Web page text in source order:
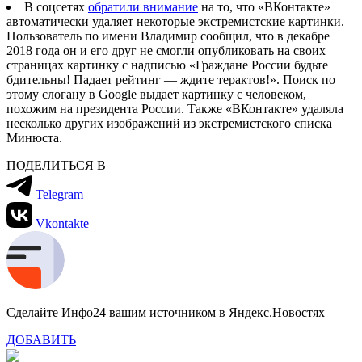
В соцсетях обратили внимание на то, что «ВКонтакте»
автоматически удаляет некоторые экстремистские картинки.
Пользователь по имени Владимир сообщил, что в декабре
2018 года он и его друг не смогли опубликовать на своих
страницах картинку с надписью «Граждане России будьте
бдительны! Падает рейтинг — ждите терактов!». Поиск по
этому слогану в Google выдает картинку с человеком,
похожим на президента России. Также «ВКонтакте» удаляла
несколько других изображений из экстремистского списка
Минюста.
ПОДЕЛИТЬСЯ В
Telegram
Vkontakte
Сделайте Инфо24 вашим источником в Яндекс.Новостях
ДОБАВИТЬ